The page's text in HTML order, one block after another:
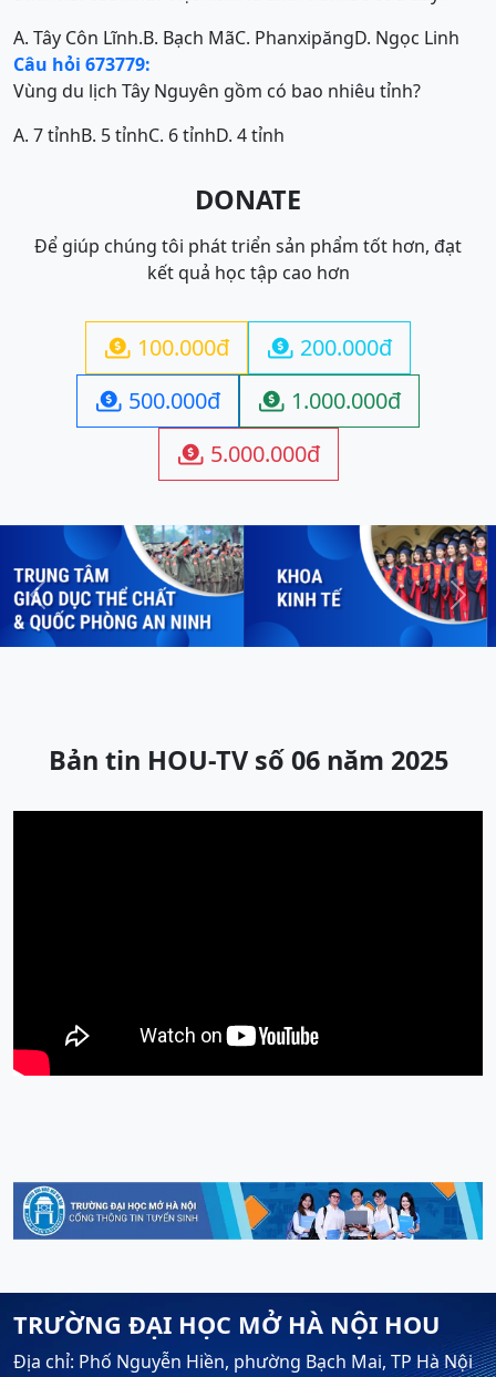
A. Tây Côn Lĩnh.B. Bạch MãC. PhanxipăngD. Ngọc Linh
Câu hỏi 673779:
Vùng du lịch Tây Nguyên gồm có bao nhiêu tỉnh?
A. 7 tỉnhB. 5 tỉnhC. 6 tỉnhD. 4 tỉnh
DONATE
Để giúp chúng tôi phát triển sản phẩm tốt hơn, đạt
kết quả học tập cao hơn
 100.000đ  200.000đ
 500.000đ  1.000.000đ
 5.000.000đ
Previous Next
Bản tin HOU-TV số 06 năm 2025
TRƯỜNG ĐẠI HỌC MỞ HÀ NỘI HOU
Địa chỉ: Phố Nguyễn Hiền, phường Bạch Mai, TP Hà Nội